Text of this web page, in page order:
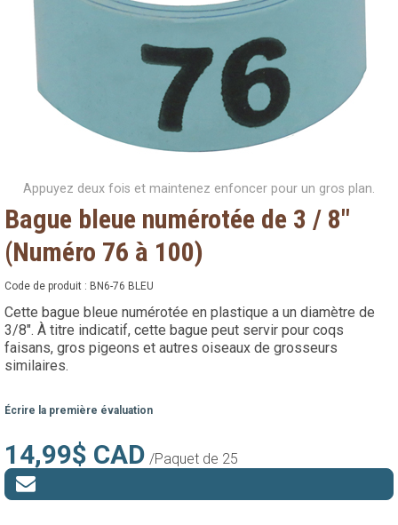
Appuyez deux fois et maintenez enfoncer pour un gros plan.
Bague bleue numérotée de 3 / 8"
(Numéro 76 à 100)
Code de produit : BN6-76 BLEU
Cette bague bleue numérotée en plastique a un diamètre de
3/8". À titre indicatif, cette bague peut servir pour coqs
faisans, gros pigeons et autres oiseaux de grosseurs
similaires.
Écrire la première évaluation
14,99$ CAD /Paquet de 25